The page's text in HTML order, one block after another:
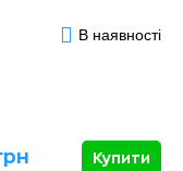
В наявності
Купити